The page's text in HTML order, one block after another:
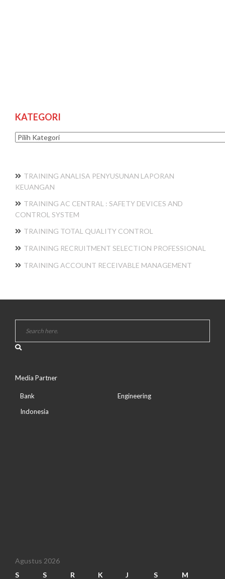
KATEGORI
Kategori
TRAINING ANALISA PENYUSUNAN LAPORAN
KEUANGAN
TRAINING AC CENTRAL : SAFETY DEVICES AND
CONTROL SYSTEM
TRAINING TOTAL QUALITY CONTROL
TRAINING RECRUITMENT SELECTION PROFESSIONAL
TRAINING ACCOUNT RECEIVABLE MANAGEMENT
Media Partner
Bank
Indonesia
Engineering
Agustus 2026
S
S R K J S M